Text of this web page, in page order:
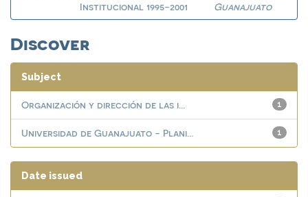
Institucional 1995-2001
Guanajuato
Discover
Subject
1
Organización y dirección de las i...
1
Universidad de Guanajuato - Plani...
Date issued